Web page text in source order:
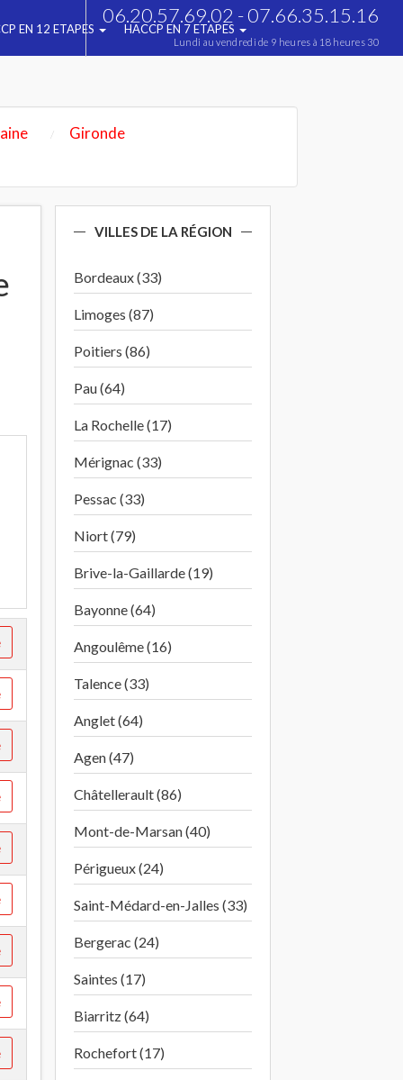
EN 12 ETAPES HACCP EN 7 ETAPES
06.20.57.69.02 - 07.66.35.15.16
Lundi au vendredi de 9 heures à 18 heures 30
Gironde
VILLES DE LA RÉGION
Bordeaux (33)
Limoges (87)
Poitiers (86)
Pau (64)
La Rochelle (17)
Mérignac (33)
Pessac (33)
Niort (79)
Brive-la-Gaillarde (19)
Bayonne (64)
Angoulême (16)
Talence (33)
Anglet (64)
Agen (47)
Châtellerault (86)
Mont-de-Marsan (40)
Périgueux (24)
Saint-Médard-en-Jalles (33)
Bergerac (24)
Saintes (17)
Biarritz (64)
Rochefort (17)